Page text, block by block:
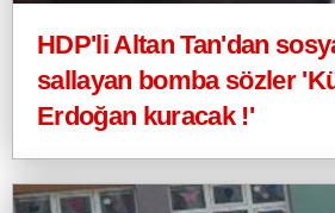
HDP'li Altan Tan'dan
sallayan bomba sözler
Erdoğan kuracak !'